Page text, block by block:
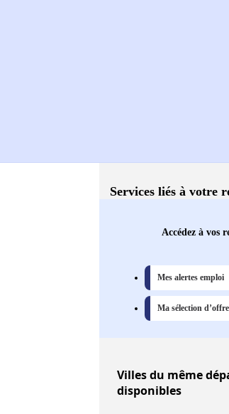
Services liés à votre
Accédez à vos
Mes alertes emploi
Ma sélection
Villesdu même
disponibles